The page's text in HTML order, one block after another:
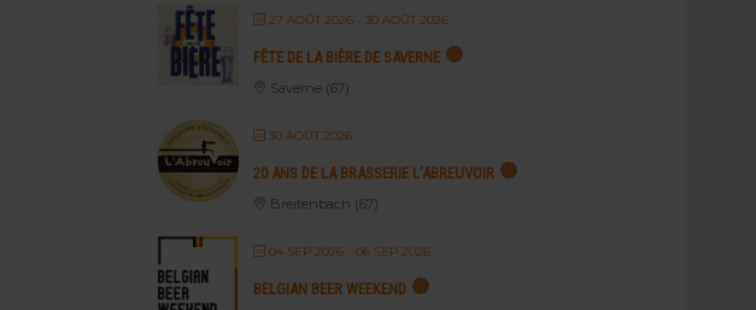
27 AOÛT 2026 - 30 AOÛT 2026
FÊTE DE LA BIÈRE DE SAVERNE
Saverne (67)
30 AOÛT 2026
20 ANS DE LA BRASSERIE L’ABREUVOIR
Breitenbach (67)
04 SEP 2026 - 06 SEP 2026
BELGIAN BEER WEEKEND